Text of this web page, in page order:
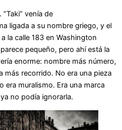
venía de
ligada a su nombre griego, y el
la calle 183 en Washington
pequeño, pero ahí está la
enorme: nombre más número,
más recorrido. No era una pieza
era muralismo. Era una marca
no podía ignorarla.